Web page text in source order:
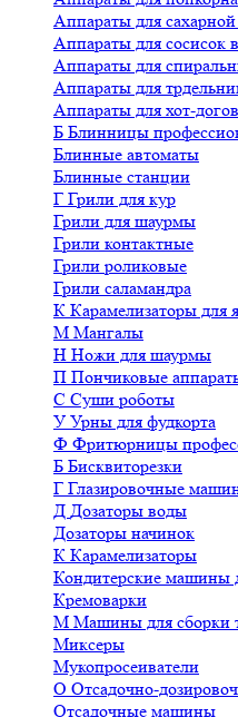
Аппараты для
Аппараты для сосисок
Аппараты для
Аппараты для
Аппараты для хот-догов
Б Блинницы
Блинные автоматы
Блинные станции
Г Грили для кур
Грили для шаурмы
Грили контактные
Грили роликовые
Грили саламандра
К Карамелизаторы для
М Мангалы
Н Ножи для шаурмы
П Пончиковые
С Суши роботы
У Урны для фудкорта
Ф Фритюрницы
Б Бисквиторезки
Г Глазировочные
Д Дозаторы воды
Дозаторы начинок
К Карамелизаторы
Кондитерские машины
Кремоварки
М Машины для сборки
Миксеры
Мукопросеиватели
О Отсадочно-
Отсадочные машины